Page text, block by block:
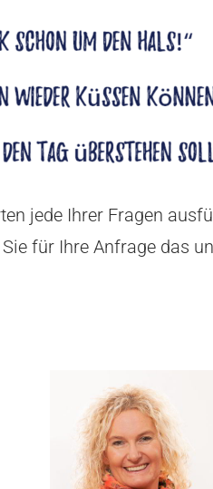
jede Ihrer Fragen
für Ihre Anfrage das